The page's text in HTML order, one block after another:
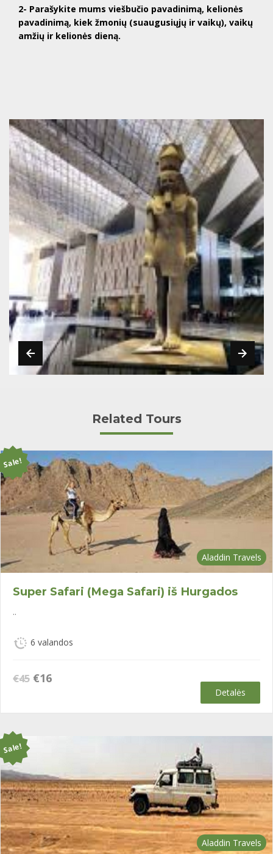
2- Parašykite mums viešbučio pavadinimą, kelionės
pavadinimą, kiek žmonių (suaugusiųjų ir vaikų), vaikų
amžių ir kelionės dieną.
Related Tours
Sale!
Aladdin Travels
Super Safari (Mega Safari) iš Hurgados
..
6 valandos
€45 Original
€45.
€16Current
€16.
Detalės
Sale!
Aladdin Travels